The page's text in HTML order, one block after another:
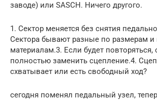
заводе) или SASCH. Ничего другого.
1. Сектор меняется без снятия
Сектора бывают разные по размерам и
материалам.3. Если будет повторяться,
полностью заменить сцепление.4.
схватывает или есть свободный ход?
сегодня поменял педальный узел,